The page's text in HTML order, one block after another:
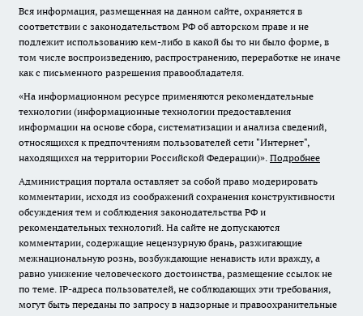
Вся информация, размещенная на данном сайте, охраняется в
соответствии с законодательством РФ об авторском праве и не
подлежит использованию кем-либо в какой бы то ни было форме, в
том числе воспроизведению, распространению, переработке не иначе
как с письменного разрешения правообладателя.
«На информационном ресурсе применяются рекомендательные
технологии (информационные технологии предоставления
информации на основе сбора, систематизации и анализа сведений,
относящихся к предпочтениям пользователей сети "Интернет",
находящихся на территории Российской Федерации)». Подробнее
Администрация портала оставляет за собой право модерировать
комментарии, исходя из соображений сохранения конструктивности
обсуждения тем и соблюдения законодательства РФ и
рекомендательных технологий. На сайте не допускаются
комментарии, содержащие нецензурную брань, разжигающие
межнациональную рознь, возбуждающие ненависть или вражду, а
равно унижение человеческого достоинства, размещение ссылок не
по теме. IP-адреса пользователей, не соблюдающих эти требования,
могут быть переданы по запросу в надзорные и правоохранительные